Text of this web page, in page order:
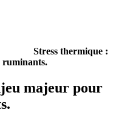
Stress thermique :
ruminants.
majeur pour